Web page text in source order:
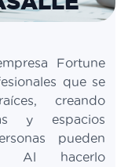
Fortune
que se
creando
y espacios
pueden
Al hacerlo